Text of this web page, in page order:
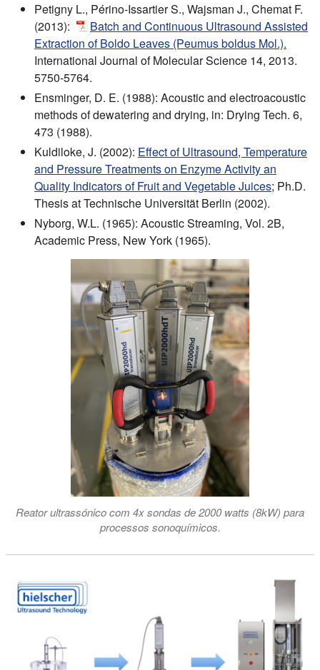
Petigny L., Périno-Issartier S., Wajsman J., Chemat F.
(2013):
Batch and Continuous Ultrasound Assisted
Extraction of Boldo Leaves (Peumus boldus Mol.).
International Journal of Molecular Science 14, 2013.
5750-5764.
Ensminger, D. E. (1988): Acoustic and electroacoustic
methods of dewatering and drying, in: Drying Tech. 6,
473 (1988).
Kuldiloke, J. (2002): Effect of Ultrasound, Temperature
and Pressure Treatments on Enzyme Activity an
Quality Indicators of Fruit and Vegetable Juices; Ph.D.
Thesis at Technische Universität Berlin (2002).
Nyborg, W.L. (1965): Acoustic Streaming, Vol. 2B,
Academic Press, New York (1965).
Reator ultrassónico com 4x sondas de 2000 watts (8kW) para
processos sonoquímicos.